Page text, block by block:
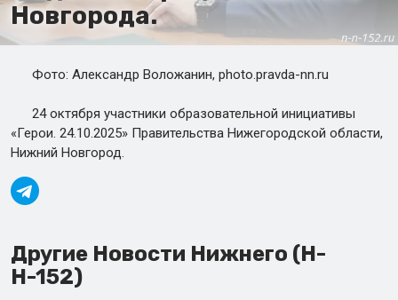
Новгорода.
Фото: Александр Воложанин, photo.pravda-nn.ru
24 октября участники образовательной инициативы
«Герои. 24.10.2025» Правительства Нижегородской области,
Нижний Новгород.
Другие Новости Нижнего (Н-
Н-152)